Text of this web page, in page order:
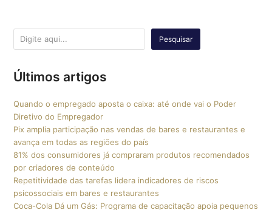
Pesquisar
Últimos artigos
Quando o empregado aposta o caixa: até onde vai o Poder
Diretivo do Empregador
Pix amplia participação nas vendas de bares e restaurantes e
avança em todas as regiões do país
81% dos consumidores já compraram produtos recomendados
por criadores de conteúdo
Repetitividade das tarefas lidera indicadores de riscos
psicossociais em bares e restaurantes
Coca-Cola Dá um Gás: Programa de capacitação apoia pequenos